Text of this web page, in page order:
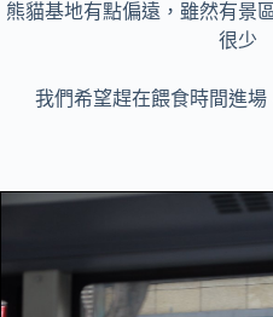
熊貓基地有點偏遠，雖然有景
很少
我們希望趕在餵食時間進場